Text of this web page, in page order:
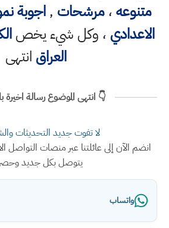
متنوعه،مرشحات ,اجوبة
الاعدادي ، وكل شيء يخص
العراق انتهى
👇 انتهى الموضوع رسالة اخيرة
لا تفوت جديد التحديثات
انضم الآن إلى عائلتنا عبر منصات التواصل
يتوصل بكل جديد
واتساب